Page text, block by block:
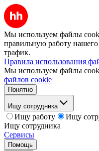
Мы используем файлы
правильную работу нашего
трафик.
Правила использования
Мы используем файлы
файлов cookie
Понятно
Ищу сотрудника
Ищу работу
Ищу
Ищу сотрудника
Сервисы
Помощь